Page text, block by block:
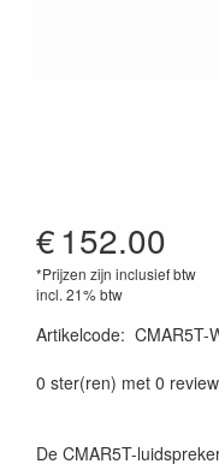
€152.00
*Prijzen zijn inclusief btw
incl. 21% btw
Artikelcode: CMAR5T-
0 ster(ren) met 0
De CMAR5T-